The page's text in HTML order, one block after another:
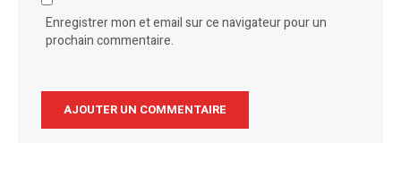
Enregistrer mon et email sur ce navigateur pour un
prochain commentaire.